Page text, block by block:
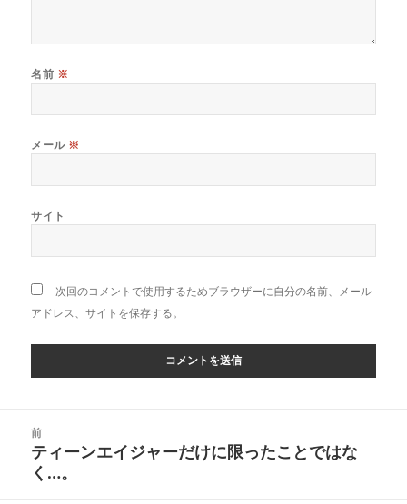
名前 ※
メール ※
サイト
次回のコメントで使用するためブラウザーに自分の名前、メール
アドレス、サイトを保存する。
前
前
の
ティーンエイジャーだけに限ったことではな
く…。